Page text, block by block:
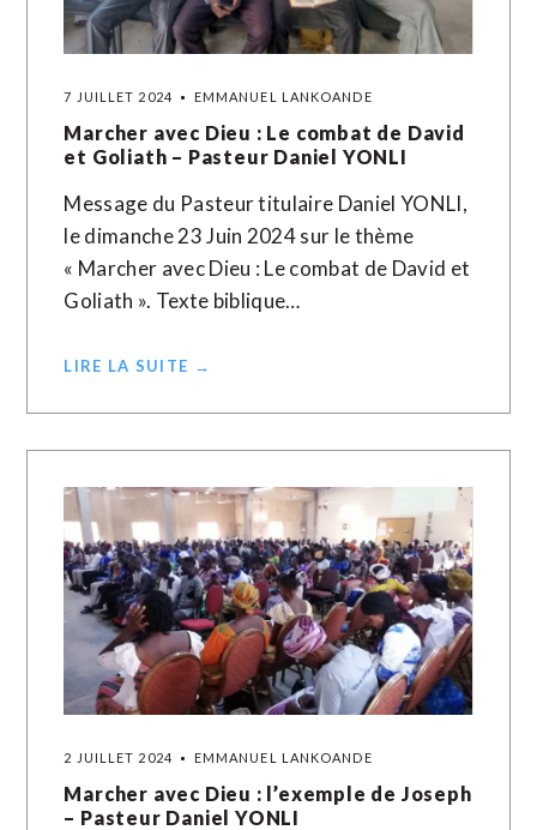
7 JUILLET 2024 EMMANUEL LANKOANDE
Marcher avec Dieu : Le combat de David
et Goliath – Pasteur Daniel YONLI
Message du Pasteur titulaire Daniel YONLI,
le dimanche 23 Juin 2024 sur le thème
« Marcher avec Dieu : Le combat de David et
Goliath ». Texte biblique…
LIRE LA SUITE →
2 JUILLET 2024 EMMANUEL LANKOANDE
Marcher avec Dieu : l’exemple de Joseph
– Pasteur Daniel YONLI